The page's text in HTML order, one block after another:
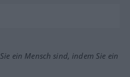
ein Mensch sind, indem Sie ein